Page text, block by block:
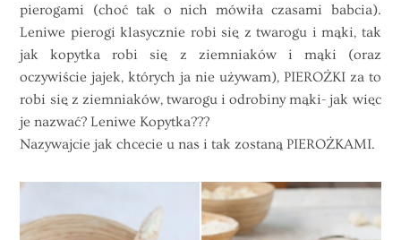
pierogami (choć tak o nich mówiła czasami babcia).
Leniwe pierogi klasycznie robi się z twarogu i mąki, tak
jak kopytka robi się z ziemniaków i mąki (oraz
oczywiście jajek, których ja nie używam), PIEROŻKI za to
robi się z ziemniaków, twarogu i odrobiny mąki- jak więc
je nazwać? Leniwe Kopytka???
Nazywajcie jak chcecie u nas i tak zostaną PIEROŻKAMI.